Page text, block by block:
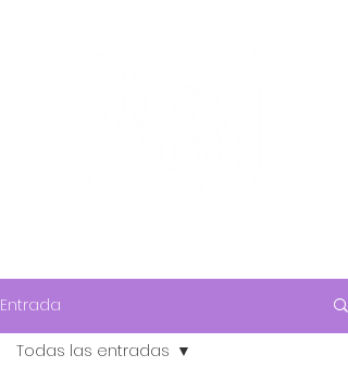
Entrada
Todas las entradas